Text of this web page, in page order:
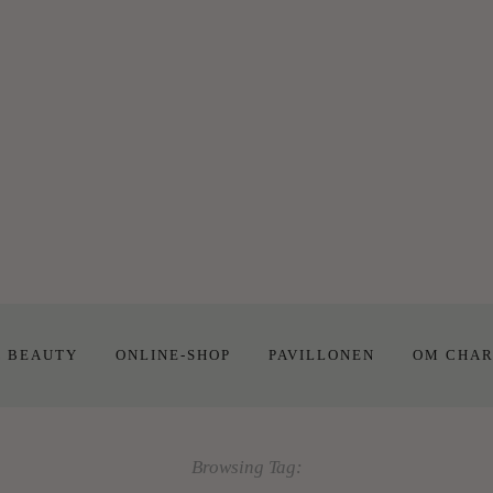
BEAUTY ONLINE-SHOP PAVILLONEN OM
Browsing Tag: